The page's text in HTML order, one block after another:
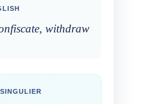
withdraw
SINGULIER